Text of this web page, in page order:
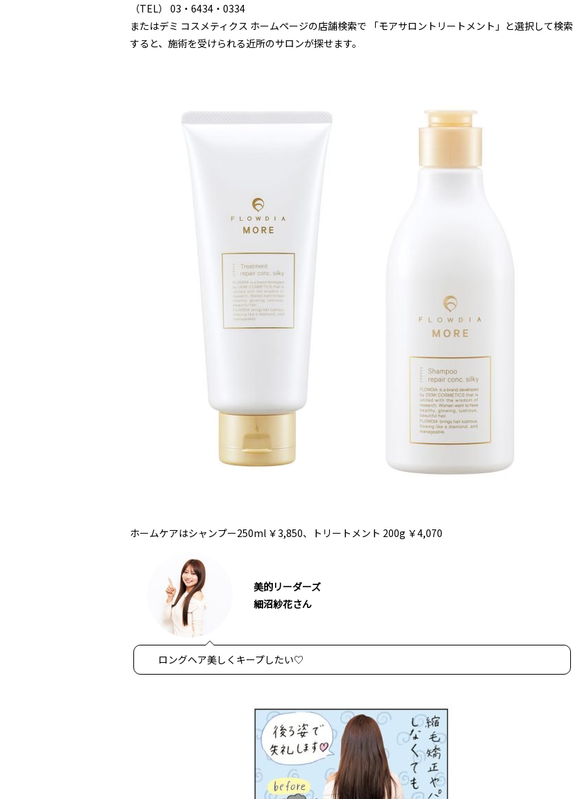
（TEL） 03・6434・0334
またはデミ コスメティクス ホームページの店舗検索で 「モアサロントリートメント」と選択して検索
すると、施術を受けられる近所のサロンが探せます。
ホームケアはシャンプー250ml ￥3,850、トリートメント 200g ￥4,070
美的リーダーズ
細沼紗花さん
ロングヘア美しくキープしたい♡